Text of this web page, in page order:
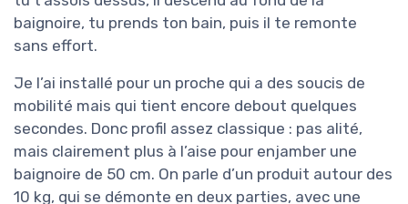
baignoire, tu prends ton bain, puis il te remonte
sans effort.
Je l’ai installé pour un proche qui a des soucis de
mobilité mais qui tient encore debout quelques
secondes. Donc profil assez classique : pas alité,
mais clairement plus à l’aise pour enjamber une
baignoire de 50 cm. On parle d’un produit autour des
10 kg, qui se démonte en deux parties, avec une